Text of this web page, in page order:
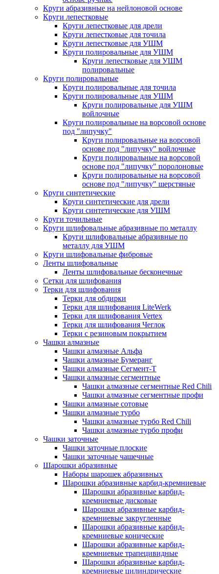
Круги абразивные на нейлоновой основе
Круги лепестковые
Круги лепестковые для дрели
Круги лепестковые для точила
Круги лепестковые для УШМ
Круги полировальные для УШМ
Круги лепестковые для УШМ
полировальные
Круги полировальные
Круги полировальные для точила
Круги полировальные для УШМ
Круги полировальные для УШМ
войлочные
Круги полировальные на ворсовой основе
под "липучку"
Круги полировальные на ворсовой
основе под "липучку" войлочные
Круги полировальные на ворсовой
основе под "липучку" поролоновые
Круги полировальные на ворсовой
основе под "липучку" шерстяные
Круги синтетические
Круги синтетические для дрели
Круги синтетические для УШМ
Круги точильные
Круги шлифовальные абразивные по металлу
Круги шлифовальные абразивные по
металлу для УШМ
Круги шлифовальные фибровые
Ленты шлифовальные
Ленты шлифовальные бесконечные
Сетки для шлифования
Терки для шлифования
Терки для обдирки
Терки для шлифования LiteWerk
Терки для шлифования Vertex
Терки для шлифования Чеглок
Терки с резиновым покрытием
Чашки алмазные
Чашки алмазные Альфа
Чашки алмазные Бумеранг
Чашки алмазные Сегмент-Т
Чашки алмазные сегментные
Чашки алмазные сегментные Red Chili
Чашки алмазные сегментные профи
Чашки алмазные сотовые
Чашки алмазные турбо
Чашки алмазные турбо Red Chili
Чашки алмазные турбо профи
Чашки заточные
Чашки заточные плоские
Чашки заточные чашечные
Шарошки абразивные
Наборы шарошек абразивных
Шарошки абразивные карбид-кремниевые
Шарошки абразивные карбид-
кремниевые дисковые
Шарошки абразивные карбид-
кремниевые закругленные
Шарошки абразивные карбид-
кремниевые конические
Шарошки абразивные карбид-
кремниевые трапецивидные
Шарошки абразивные карбид-
кремниевые цилиндрические